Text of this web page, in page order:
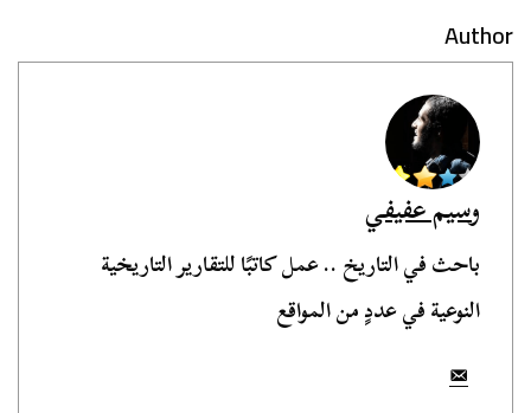
Author
وسيم عفيفي
باحث في التاريخ .. عمل كاتبًا للتقارير التاريخية
النوعية في عددٍ من المواقع